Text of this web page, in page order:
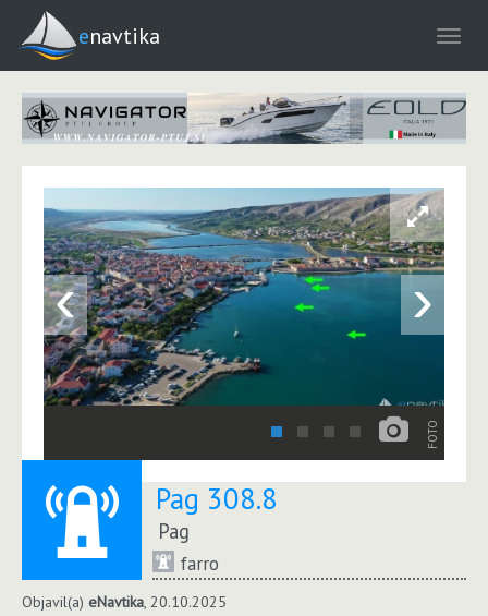
enavtika
‹ ›
FOTO
Pag 308.8
Pag
farro
Objavil(a) eNavtika, 20.10.2025